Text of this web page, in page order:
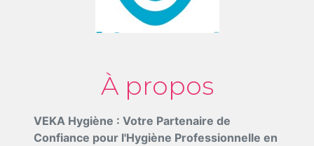
À propos
VEKA Hygiène : Votre Partenaire de
Confiance pour l'Hygiène Professionnelle en